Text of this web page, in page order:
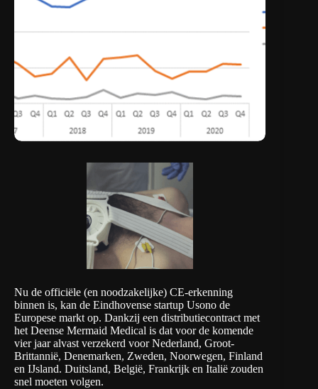
Nu de officiële (en noodzakelijke) CE-erkenning
binnen is, kan de Eindhovense startup Usono de
Europese markt op. Dankzij een distributiecontract met
het Deense Mermaid Medical is dat voor de komende
vier jaar alvast verzekerd voor Nederland, Groot-
Brittannië, Denemarken, Zweden, Noorwegen, Finland
en IJsland. Duitsland, België, Frankrijk en Italië zouden
snel moeten volgen.